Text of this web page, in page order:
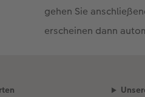
gehen Sie
erscheinen dann